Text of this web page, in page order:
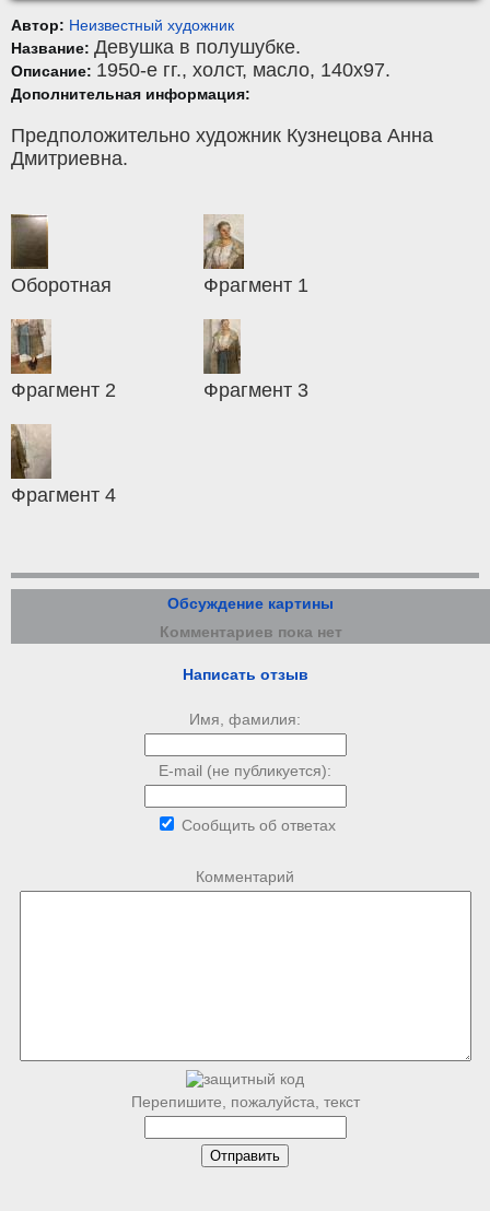
Автор: Неизвестный художник
Название: Девушка в полушубке.
Описание: 1950-е гг., холст, масло, 140x97.
Дополнительная информация:
Предположительно художник Кузнецова Анна
Дмитриевна.
Оборотная Фрагмент 1
Фрагмент 2 Фрагмент 3
Фрагмент 4
Обсуждение картины
Комментариев пока нет
Написать отзыв
Имя, фамилия:
E-mail (не публикуется):
Сообщить об ответах
Комментарий
Перепишите, пожалуйста, текст